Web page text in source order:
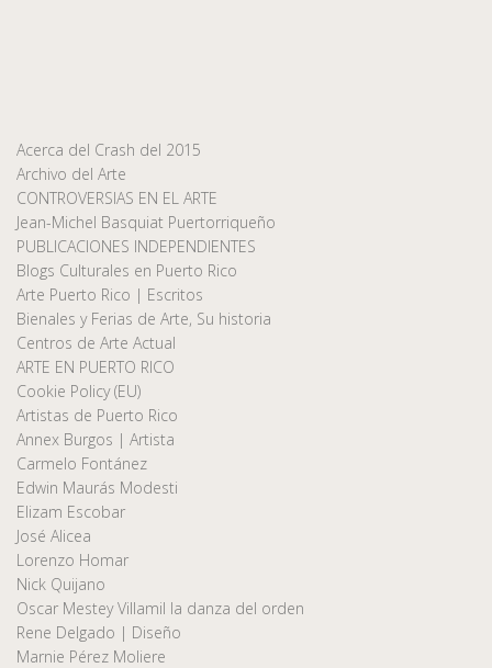
Acerca del Crash del 2015
Archivo del Arte
CONTROVERSIAS EN EL ARTE
Jean-Michel Basquiat Puertorriqueño
PUBLICACIONES INDEPENDIENTES
Blogs Culturales en Puerto Rico
Arte Puerto Rico | Escritos
Bienales y Ferias de Arte, Su historia
Centros de Arte Actual
ARTE EN PUERTO RICO
Cookie Policy (EU)
Artistas de Puerto Rico
Annex Burgos | Artista
Carmelo Fontánez
Edwin Maurás Modesti
Elizam Escobar
José Alicea
Lorenzo Homar
Nick Quijano
Oscar Mestey Villamil la danza del orden
Rene Delgado | Diseño
Marnie Pérez Moliere